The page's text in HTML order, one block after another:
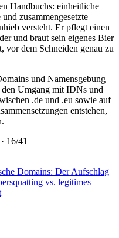
Handbuchs: einheitliche
zusammengesetzte
versteht. Er pflegt einen
und braut sein eigenes Bier
vor dem Schneiden genau zu
und Namensgebung
den Umgang mit IDNs und
.de und .eu sowie auf
entstehen,
· 16/41
Domains: Der Aufschlag
vs. legitimes